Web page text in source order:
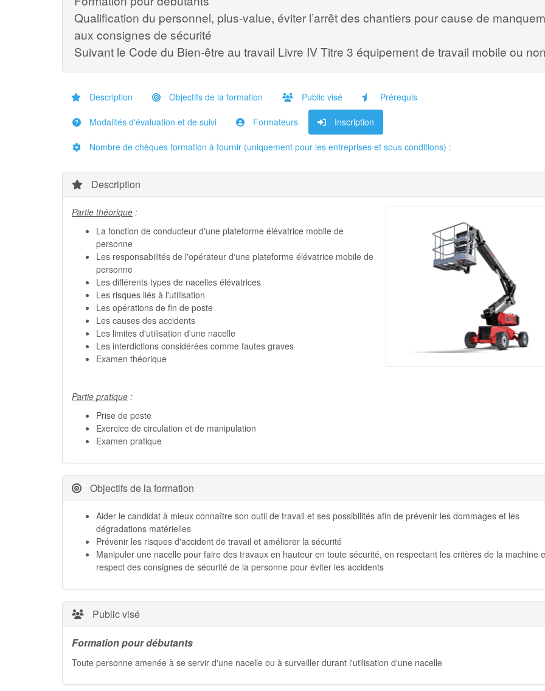
Qualification du personnel, plus-value, éviter l’arrêt des chantiers pour cause de
aux consignes de sécurité
Suivant le Code du Bien-être au travail Livre IV Titre 3 équipement de travail mobile ou
Description Objectifs de la formation Public visé Prérequis
Modalités d'évaluation et de suivi Formateurs Inscription
Nombre de chèques formation à fournir (uniquement pour les entreprises et sous conditions) :
Description
Partie théorique :
La fonction de conducteur d'une plateforme élévatrice mobile de
personne
Les responsabilités de l'opérateur d'une plateforme élévatrice mobile de
personne
Les différents types de nacelles élévatrices
Les risques liés à l'utilisation
Les opérations de fin de poste
Les causes des accidents
Les limites d'utilisation d'une nacelle
Les interdictions considérées comme fautes graves
Examen théorique
Partie pratique :
Prise de poste
Exercice de circulation et de manipulation
Examen pratique
Objectifs de la formation
Aider le candidat à mieux connaître son outil de travail et ses possibilités afin de prévenir les dommages et les
dégradations matérielles
Prévenir les risques d'accident de travail et améliorer la sécurité
Manipuler une nacelle pour faire des travaux en hauteur en toute sécurité, en respectant les critères de la machine
respect des consignes de sécurité de la personne pour éviter les accidents
Public visé
Formation pour débutants
Toute personne amenée à se servir d'une nacelle ou à surveiller durant l'utilisation d'une nacelle